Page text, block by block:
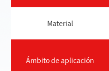
Material
Ámbito de aplicación